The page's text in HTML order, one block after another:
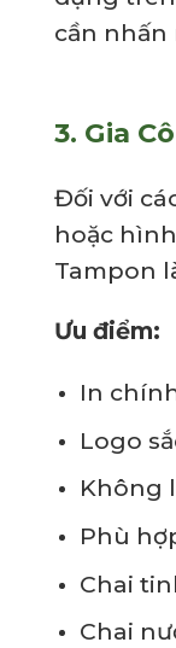
cần nhấn
3. Gia
Đối với
hoặc
Tampon
Ưu điểm:
In
Logo
Không
Phù
Chai
Chai